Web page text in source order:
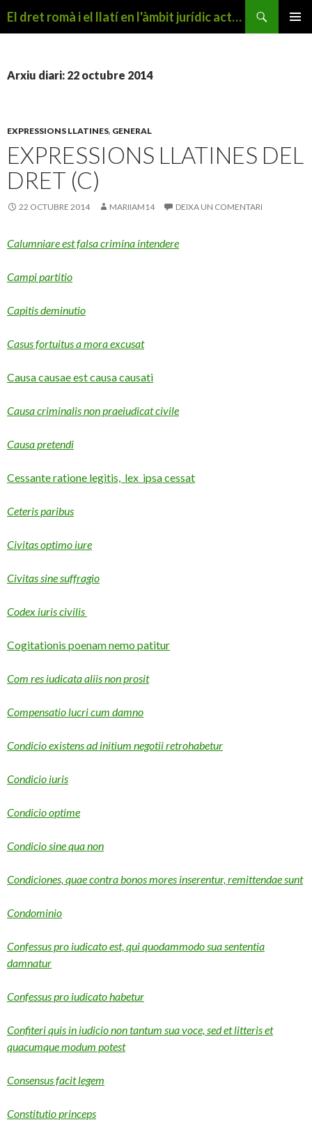
El dret romà i el llatí en l'àmbit jurídic actual
Arxiu diari: 22 octubre 2014
EXPRESSIONS LLATINES, GENERAL
EXPRESSIONS LLATINES DEL
DRET (C)
22 OCTUBRE 2014 MARIIAM14 DEIXA UN COMENTARI
Calumniare est falsa crimina intendere
Campi partitio
Capitis deminutio
Casus fortuitus a mora excusat
Causa causae est causa causati
Causa criminalis non praeiudicat civile
Causa pretendi
Cessante ratione legitis, lex ipsa cessat
Ceteris paribus
Civitas optimo iure
Civitas sine suffragio
Codex iuris civilis
Cogitationis poenam nemo patitur
Com res iudicata aliis non prosit
Compensatio lucri cum damno
Condicio existens ad initium negotii retrohabetur
Condicio iuris
Condicio optime
Condicio sine qua non
Condiciones, quae contra bonos mores inserentur, remittendae sunt
Condominio
Confessus pro iudicato est, qui quodammodo sua sententia
damnatur
Confessus pro iudicato habetur
Confiteri quis in iudicio non tantum sua voce, sed et litteris et
quacumque modum potest
Consensus facit legem
Constitutio princeps